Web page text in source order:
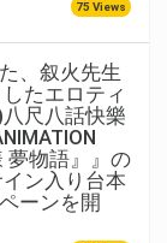
75 Views
、叙火先生
たエロティ
尺八話快樂
夢物語』』の
ン入り台本
ーンを開